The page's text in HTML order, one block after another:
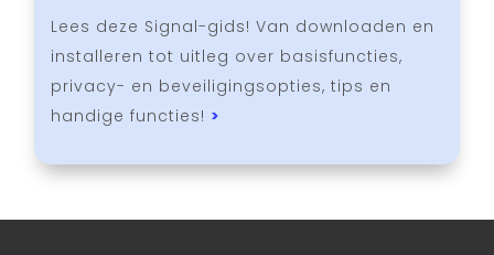
Lees deze Signal-gids! Van downloaden en
installeren tot uitleg over basisfuncties,
privacy- en beveiligingsopties, tips en
handige functies! >